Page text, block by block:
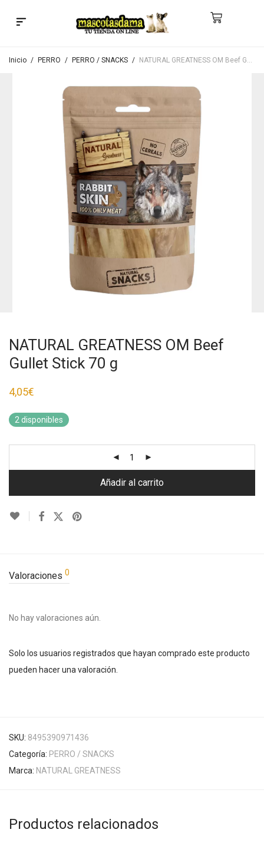
Inicio / PERRO / PERRO / SNACKS / NATURAL GREATNESS OM Beef Gullet Stick 70 g
NATURAL GREATNESS OM Beef
Gullet Stick 70 g
4,05€
2 disponibles
Añadir al carrito
Valoraciones 0
No hay valoraciones aún.
Solo los usuarios registrados que hayan comprado este producto
pueden hacer una valoración.
SKU: 8495390971436
Categoría: PERRO / SNACKS
Marca: NATURAL GREATNESS
Productos relacionados